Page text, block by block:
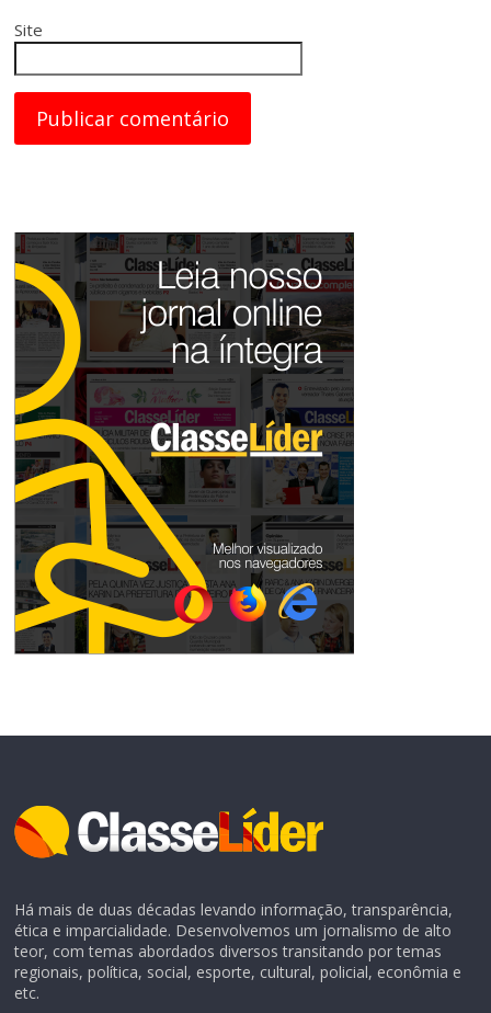
Site
Há mais de duas décadas levando informação, transparência,
ética e imparcialidade. Desenvolvemos um jornalismo de alto
teor, com temas abordados diversos transitando por temas
regionais, política, social, esporte, cultural, policial, econômia e
etc.